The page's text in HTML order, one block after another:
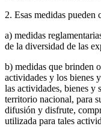
2. Esas medidas pueden
a) medidas
de la diversidad de las
b) medidas que brinden
actividades y los bienes
las actividades, bienes y
territorio nacional, para
difusión y disfrute,
utilizada para tales